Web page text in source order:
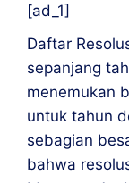
[ad_1]
Daftar
sepanjang
menemukan
untuk tahun
sebagian
bahwa